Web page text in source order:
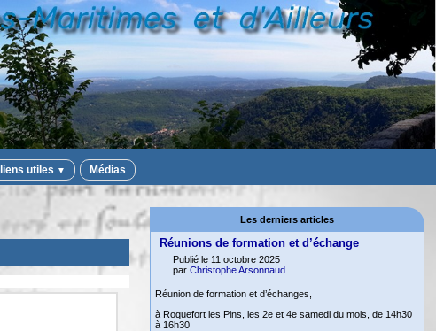
utiles ▼ Médias
Les derniers articles
Réunions de formation et d’échange
Publié le 11 octobre 2025
parChristophe Arsonnaud
Réunion de formation et d’échanges,
à Roquefort les Pins, les 2e et 4e samedi du mois, de 14h30
à 16h30